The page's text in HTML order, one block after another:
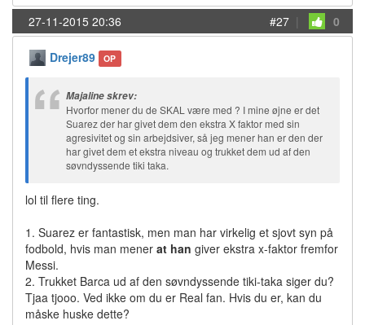
27-11-2015 20:36 #27 | 0
Drejer89 OP
Majaline skrev:
Hvorfor mener du de SKAL være med ? I mine øjne er det
Suarez der har givet dem den ekstra X faktor med sin
agresivitet og sin arbejdsiver, så jeg mener han er den der
har givet dem et ekstra niveau og trukket dem ud af den
søvndyssende tiki taka.
lol til flere ting.
1. Suarez er fantastisk, men man har virkelig et sjovt syn på
fodbold, hvis man mener at han giver ekstra x-faktor fremfor
Messi.
2. Trukket Barca ud af den søvndyssende tiki-taka siger du?
Tjaa tjooo. Ved ikke om du er Real fan. Hvis du er, kan du
måske huske dette?